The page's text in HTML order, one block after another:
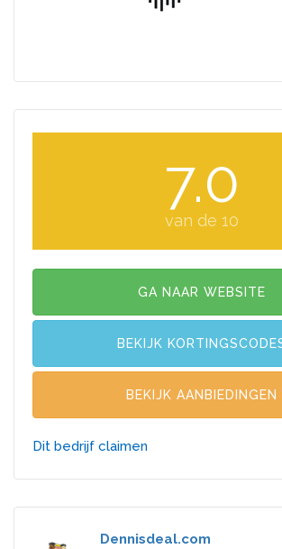
7.0
van de 10
GA NAAR WEBSITE
BEKIJK
BEKIJK AANBIEDINGEN
Dit bedrijf claimen
Dennisdeal.com